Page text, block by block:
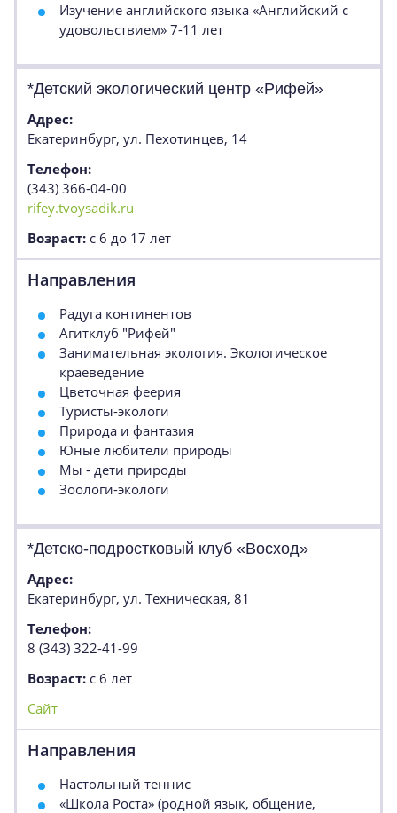
Изучение английского языка «Английский с
удовольствием» 7-11 лет
*Детский экологический центр «Рифей»
Адрес:
Екатеринбург, ул. Пехотинцев, 14
Телефон:
(343) 366-04-00
rifey.tvoysadik.ru
Возраст: с 6 до 17 лет
Направления
Радуга континентов
Агитклуб "Рифей"
Занимательная экология. Экологическое
краеведение
Цветочная феерия
Туристы-экологи
Природа и фантазия
Юные любители природы
Мы - дети природы
Зоологи-экологи
*Детско-подростковый клуб «Восход»
Адрес:
Екатеринбург, ул. Техническая, 81
Телефон:
8 (343) 322-41-99
Возраст: с 6 лет
Сайт
Направления
Настольный теннис
«Школа Роста» (родной язык, общение,